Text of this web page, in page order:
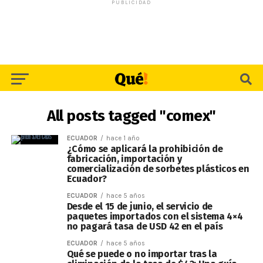
PUBLICIDAD
All posts tagged "comex"
ECUADOR hace 1 año
¿Cómo se aplicará la prohibición de
fabricación, importación y
comercialización de sorbetes plásticos en
Ecuador?
ECUADOR hace 5 años
Desde el 15 de junio, el servicio de
paquetes importados con el sistema 4×4
no pagará tasa de USD 42 en el país
ECUADOR hace 5 años
Qué se puede o no importar tras la